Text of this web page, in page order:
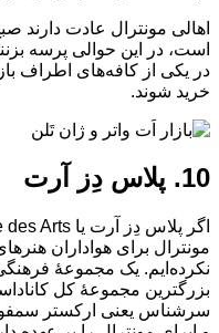
اهالی مونترال عادت دارند
است، در این حوالی پرسه
در یکی از کافه‌های اطراف
خرید شوند.
10. پلاس دِز آرت
مونترال برای هواداران
نکرده‌ایم. یک مجموعهٔ
بزرگترین مجموعهٔ کل
سرشناس یعنی ارکستر